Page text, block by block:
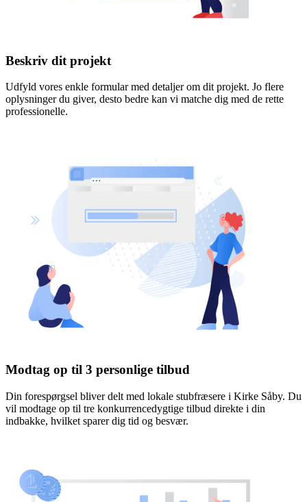
Beskriv dit projekt
Udfyld vores enkle formular med detaljer om dit projekt. Jo flere
oplysninger du giver, desto bedre kan vi matche dig med de rette
professionelle.
Modtag op til 3 personlige tilbud
Din forespørgsel bliver delt med lokale stubfræsere i Kirke Såby. Du
vil modtage op til tre konkurrencedygtige tilbud direkte i din
indbakke, hvilket sparer dig tid og besvær.